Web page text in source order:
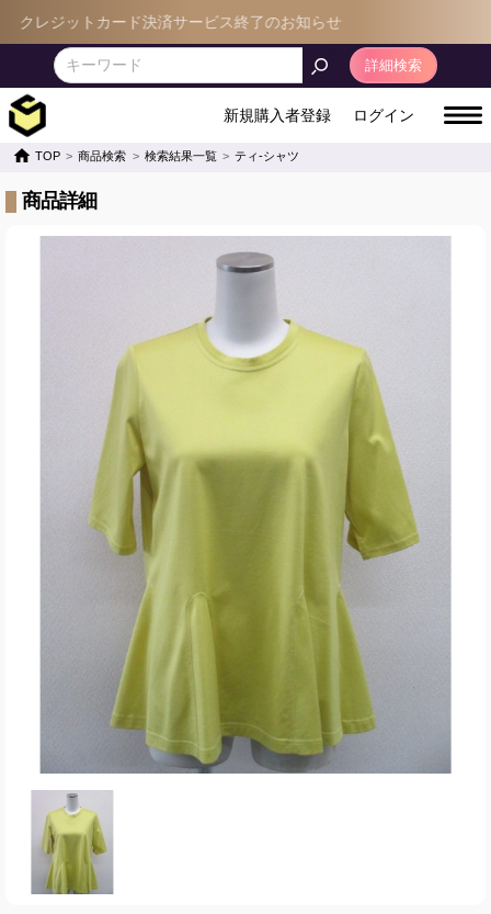
レジットカード決済サービス終了のお知らせ
詳細検索
新規購入者登録 ログイン
TOP 商品検索 検索結果一覧 ティ-シャツ
商品詳細